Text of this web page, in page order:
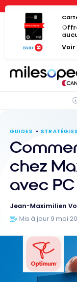
Panneau de
Passer
contenu
GUIDES STRATÉGIES
chez
avec
Jean-Maximilien
Mis à jour 9 mai